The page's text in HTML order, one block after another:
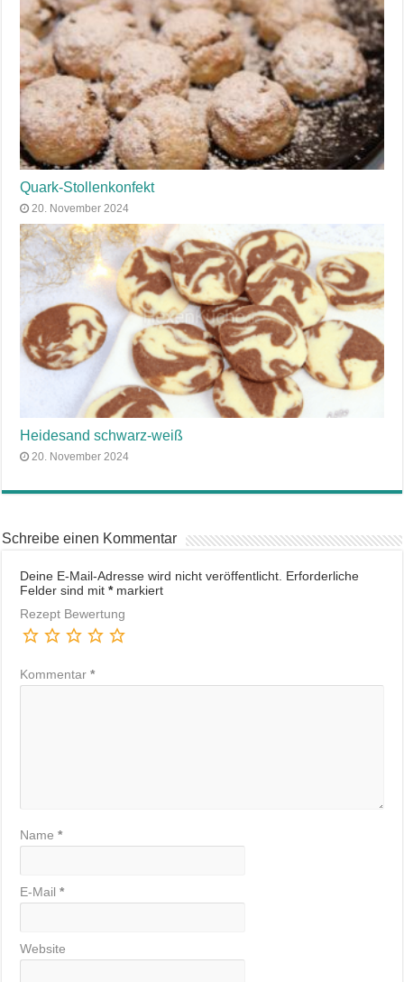
Quark-Stollenkonfekt
20. November 2024
Heidesand schwarz-weiß
20. November 2024
Schreibe einen Kommentar
Deine E-Mail-Adresse wird nicht veröffentlicht. Erforderliche
Felder sind mit*markiert
Rezept Bewertung
Kommentar*
Name*
E-Mail*
Website